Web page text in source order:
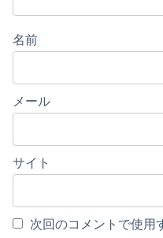
名前
メール
サイト
次回のコメントで使用